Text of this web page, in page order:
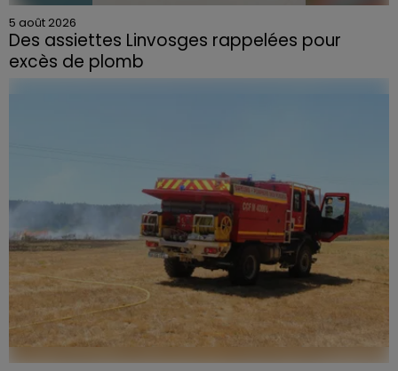
5 août 2026
Des assiettes Linvosges rappelées pour
excès de plomb
Du plomb a été détecté dans deux assiettes en